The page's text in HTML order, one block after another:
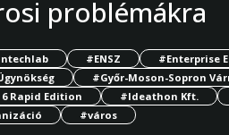
problémákra
#ENSZ
#Enterprise
#Győr-Moson-Sopron
Rapid Edition #Ideathon Kft.
#város